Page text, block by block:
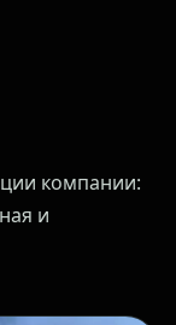
компании:
и